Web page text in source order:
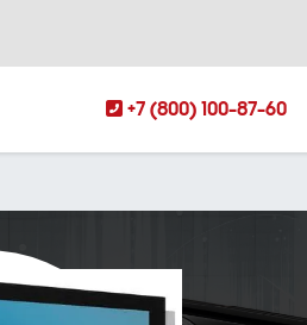
+7 (800) 100-87-60